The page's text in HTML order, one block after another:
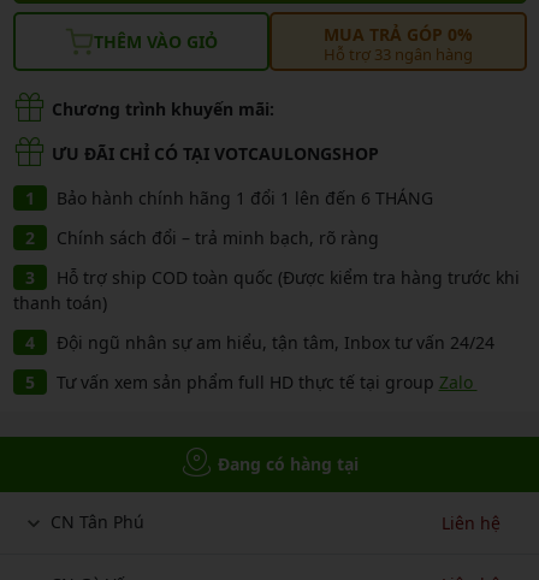
THÊM VÀO GIỎ MUA TRẢ GÓP 0%
Hỗ trợ 33 ngân hàng
Chương trình khuyến mãi:
ƯU ĐÃI CHỈ CÓ TẠI VOTCAULONGSHOP
Bảo hành chính hãng 1 đổi 1 lên đến 6 THÁNG
Chính sách đổi – trả minh bạch, rõ ràng
Hỗ trợ ship COD toàn quốc (Được kiểm tra hàng trước khi
thanh toán)
Đội ngũ nhân sự am hiểu, tận tâm, Inbox tư vấn 24/24
Tư vấn xem sản phẩm full HD thực tế tại group Zalo
Đang có hàng tại
CN Tân Phú Liên hệ